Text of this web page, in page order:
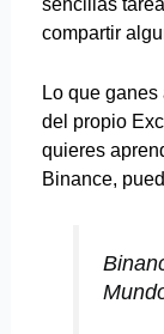
sencillas
compartir
Lo que
del propio
quieres
Binance,